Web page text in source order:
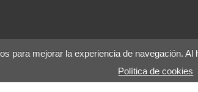
para mejorar la experiencia de navegación.
Política de cookies